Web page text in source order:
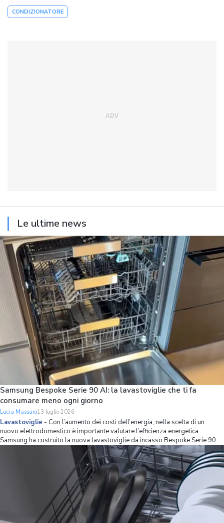
CONDIZIONATORE
Le ultime news
Samsung Bespoke Serie 90 AI: la lavastoviglie che ti fa
consumare meno ogni giorno
Lucia Massaro13 luglio 2026
Lavastoviglie - Con l’aumento dei costi dell’energia, nella scelta di un
nuovo elettrodomestico è importante valutare l’efficienza energetica.
Samsung ha costruito la nuova lavastoviglie da incasso Bespoke Serie 90 AI
partendo proprio da questo principio, combinando una classe energetica A